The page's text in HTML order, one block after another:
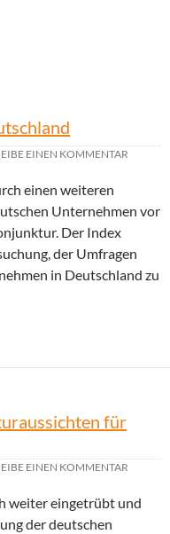
EINEN KOMMENTAR
einen weiteren
Unternehmen vor
Der Index
der Umfragen
in Deutschland zu
Deutschland
für
EINEN KOMMENTAR
weiter eingetrübt und
der deutschen